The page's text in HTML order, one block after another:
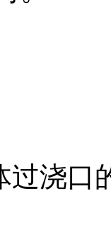
过浇口